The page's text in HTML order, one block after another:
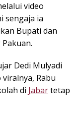
video
sengaja ia
Bupati dan
Dedi Mulyadi
Rabu
di Jabartetap